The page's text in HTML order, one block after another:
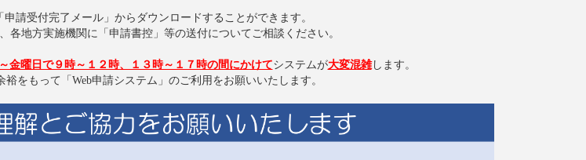
請受付完了メール」からダウンロードすることができます。
各地方実施機関に「申請書控」等の送付についてご相談ください。
金曜日で９時～１２時、１３時～１７時の間にかけてシステムが大変混雑します。
をもって「Web申請システム」のご利用をお願いいたします。